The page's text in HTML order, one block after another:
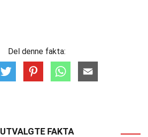
Del denne fakta:
UTVALGTE FAKTA